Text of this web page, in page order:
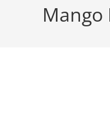
Mango